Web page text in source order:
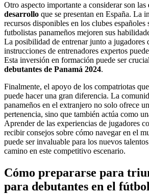
Otro aspecto importante a considerar son las
desarrollo que se presentan en España. La
recursos disponibles en los clubes españoles
futbolistas panameños mejoren sus
La posibilidad de entrenar junto a
instrucciones de entrenadores expertos
Esta inversión en formación puede ser
debutantes de Panamá 2024.
Finalmente, el apoyo de los compatriotas
puede hacer una gran diferencia. La
panameños en el extranjero no solo ofrece
pertenencia, sino que también actúa como
Aprender de las experiencias de jugadores
recibir consejos sobre cómo navegar en el
puede ser invaluable para los nuevos
camino en este competitivo escenario.
Cómo prepararse para
para debutantes en el